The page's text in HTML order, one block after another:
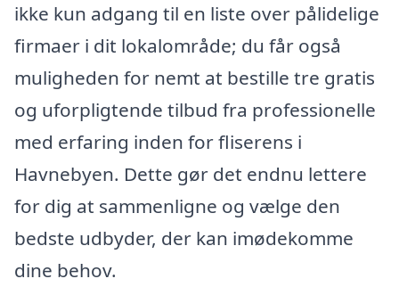
ikke kun adgang til en liste over pålidelige
firmaer i dit lokalområde; du får også
muligheden for nemt at bestille tre gratis
og uforpligtende tilbud fra professionelle
med erfaring inden for fliserens i
Havnebyen. Dette gør det endnu lettere
for dig at sammenligne og vælge den
bedste udbyder, der kan imødekomme
dine behov.